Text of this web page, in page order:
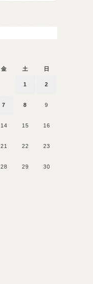
金 土 日
1 2
7 8 9
14 15 16
21 22 23
28 29 30